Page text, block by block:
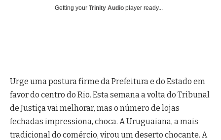
Getting your Trinity Audio player ready...
Urge uma postura firme da Prefeitura e do Estado em
favor do centro do Rio. Esta semana a volta do Tribunal
de Justiça vai melhorar, mas o número de lojas
fechadas impressiona, choca. A Uruguaiana, a mais
tradicional do comércio, virou um deserto chocante. A